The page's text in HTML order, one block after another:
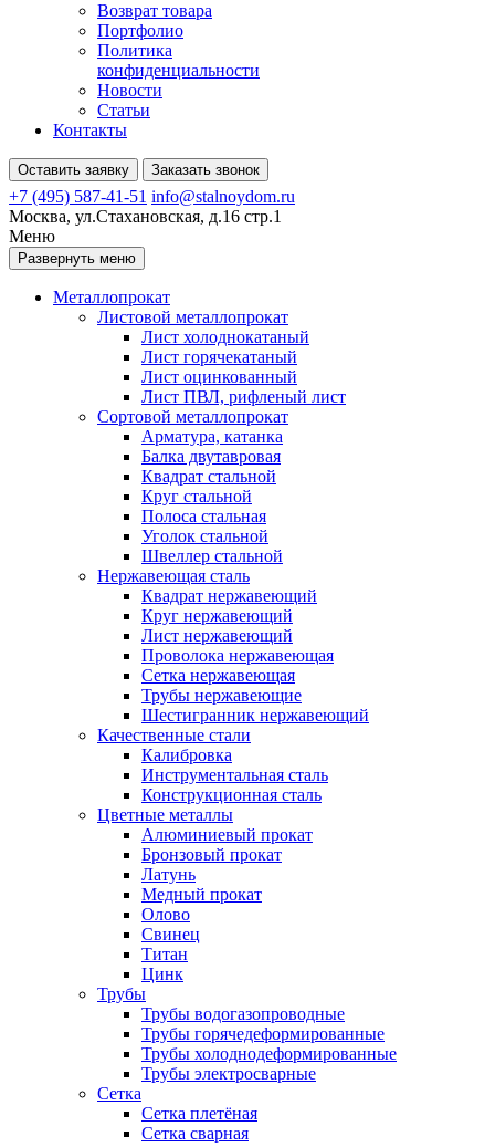
Возврат товара
Портфолио
Политика
конфиденциальности
Новости
Статьи
Контакты
Оставить заявку Заказать звонок
+7 (495) 587-41-51 info@stalnoydom.ru
Москва, ул.Стахановская, д.16 стр.1
Меню
Развернуть меню
Металлопрокат
Листовой металлопрокат
Лист холоднокатаный
Лист горячекатаный
Лист оцинкованный
Лист ПВЛ, рифленый лист
Сортовой металлопрокат
Арматура, катанка
Балка двутавровая
Квадрат стальной
Круг стальной
Полоса стальная
Уголок стальной
Швеллер стальной
Нержавеющая сталь
Квадрат нержавеющий
Круг нержавеющий
Лист нержавеющий
Проволока нержавеющая
Сетка нержавеющая
Трубы нержавеющие
Шестигранник нержавеющий
Качественные стали
Калибровка
Инструментальная сталь
Конструкционная сталь
Цветные металлы
Алюминиевый прокат
Бронзовый прокат
Латунь
Медный прокат
Олово
Свинец
Титан
Цинк
Трубы
Трубы водогазопроводные
Трубы горячедеформированные
Трубы холоднодеформированные
Трубы электросварные
Сетка
Сетка плетёная
Сетка сварная